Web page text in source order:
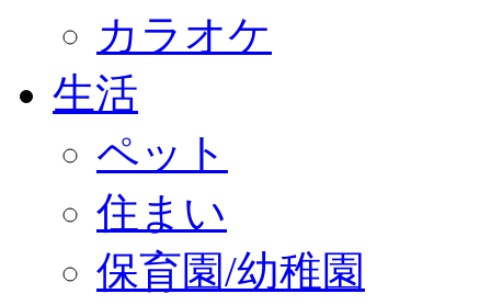
カラオケ
生活
ペット
住まい
保育園/幼稚園